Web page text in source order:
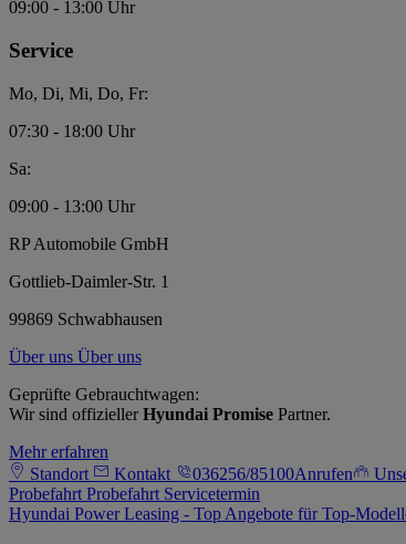
09:00 - 13:00 Uhr
Service
Mo, Di, Mi, Do, Fr:
07:30 - 18:00 Uhr
Sa:
09:00 - 13:00 Uhr
RP Automobile GmbH
Gottlieb-Daimler-Str. 1
99869 Schwabhausen
Über uns Über uns
Geprüfte Gebrauchtwagen:
Wir sind offiziellerHyundai Promise Partner.
Mehr erfahren
Standort
Kontakt 036256/85100Anrufen
Probefahrt Probefahrt Servicetermin
Hyundai Power Leasing - Top Angebote für Top-